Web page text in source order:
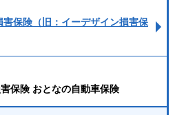
保険（旧：イーデザイン損害保
保険 おとなの自動車保険